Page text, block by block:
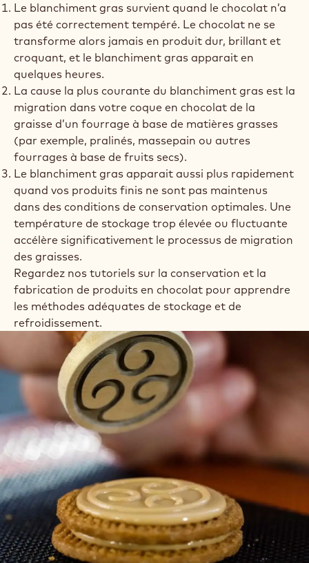
Le blanchiment gras survient quand le chocolat n’a
pas été correctement tempéré. Le chocolat ne se
transforme alors jamais en produit dur, brillant et
croquant, et le blanchiment gras apparait en
quelques heures.
La cause la plus courante du blanchiment gras est la
migration dans votre coque en chocolat de la
graisse d’un fourrage à base de matières grasses
(par exemple, pralinés, massepain ou autres
fourrages à base de fruits secs).
Le blanchiment gras apparait aussi plus rapidement
quand vos produits finis ne sont pas maintenus
dans des conditions de conservation optimales. Une
température de stockage trop élevée ou fluctuante
accélère significativement le processus de migration
des graisses.
Regardez nos tutoriels sur la conservation et la
fabrication de produits en chocolat pour apprendre
les méthodes adéquates de stockage et de
refroidissement.